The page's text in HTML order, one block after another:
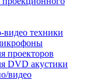
видео техники
проекторов
DVD акустики
видео